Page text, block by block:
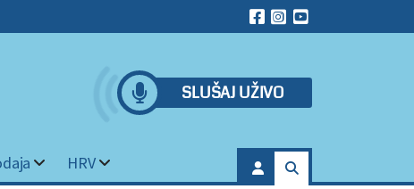
SLUŠAJ UŽIVO
HRV